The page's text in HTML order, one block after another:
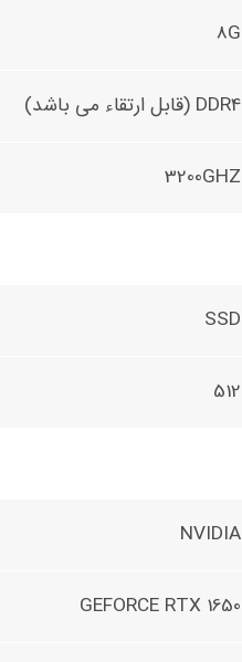
8G
DDR4 (قابل ارتقاء می باشد)
3200GHZ
SSD
512
NVIDIA
GEFORCE RTX 1650